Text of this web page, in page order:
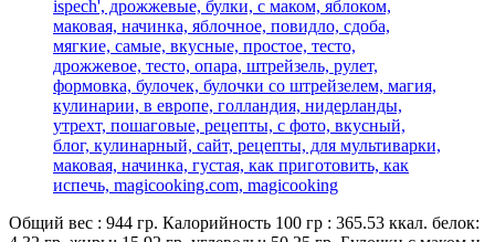
Общий вес : 944 гр. Калорийность 100 гр : 365.53 ккал. белок: